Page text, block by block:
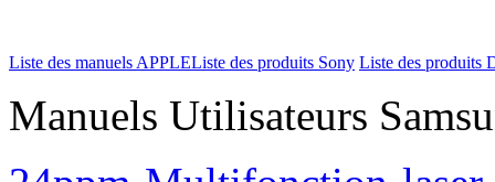
Liste des manuels APPLEListe des produits Sony Liste des produits
Manuels Utilisateurs